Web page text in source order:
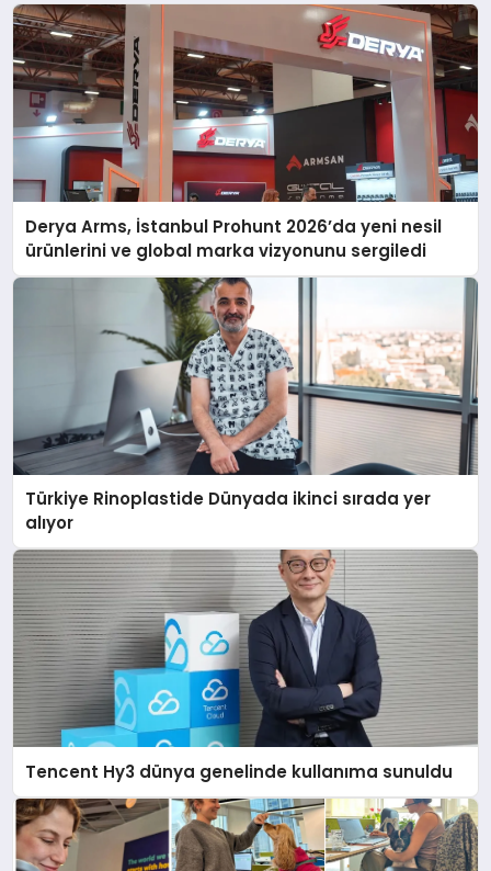
Derya Arms, İstanbul Prohunt 2026’da yeni nesil
ürünlerini ve global marka vizyonunu sergiledi
Türkiye Rinoplastide Dünyada ikinci sırada yer
alıyor
Tencent Hy3 dünya genelinde kullanıma sunuldu